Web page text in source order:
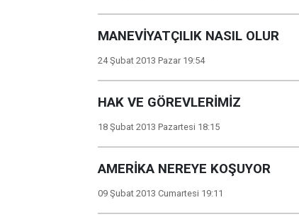
MANEVİYATÇILIK NASIL OLUR
24 Şubat 2013 Pazar 19:54
HAK VE GÖREVLERİMİZ
18 Şubat 2013 Pazartesi 18:15
AMERİKA NEREYE KOŞUYOR
09 Şubat 2013 Cumartesi 19:11